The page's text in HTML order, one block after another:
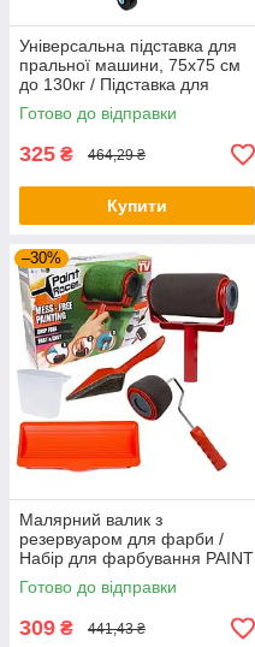
Універсальна підставка для
пральної машини, 75х75 см
до 130кг / Підставка для
холодильника
Готово до відправки
325 ₴ 464,29 ₴
Купити
–30%
Малярний валик з
резервуаром для фарби /
Набір для фарбування PAINT
ROLLER
Готово до відправки
309 ₴ 441,43 ₴